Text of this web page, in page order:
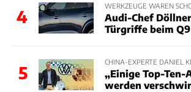
4
WERKZEUGE WAREN
Audi-Chef
Türgriffe beim
5
CHINA-EXPERTE DANIEL
„Einige Top-Ten-
werden